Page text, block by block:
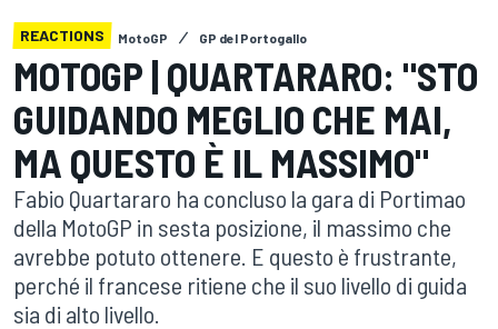
REACTIONS MotoGP GP del Portogallo
MOTOGP | QUARTARARO: "STO
GUIDANDO MEGLIO CHE MAI,
MA QUESTO È IL MASSIMO"
Fabio Quartararo ha concluso la gara di Portimao
della MotoGP in sesta posizione, il massimo che
avrebbe potuto ottenere. E questo è frustrante,
perché il francese ritiene che il suo livello di guida
sia di alto livello.